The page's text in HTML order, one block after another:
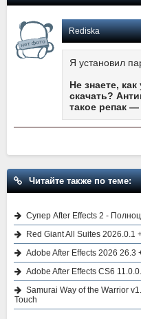
Rediska
Я установил
Не знаете,
скачать?
такое репак —
Читайте также по теме:
Супер After Effects 2 -
Red Giant All Suites 2026.0.1
Adobe After Effects 2026
Adobe After Effects CS6
Samurai Way of the Warrior
Touch